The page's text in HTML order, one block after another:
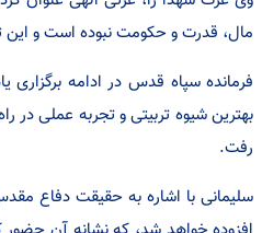
مال، قدرت و حکومت نبوده است و این
فرمانده سپاه قدس در ادامه برگزاری
بهترین شیوه تربیتی و تجربه عملی در
رفت.